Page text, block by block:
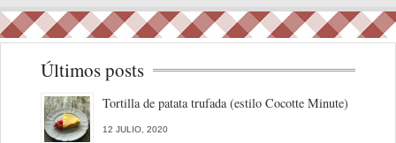
Últimos posts
Tortilla de patata trufada (estilo Cocotte Minute)
12 JULIO, 2020